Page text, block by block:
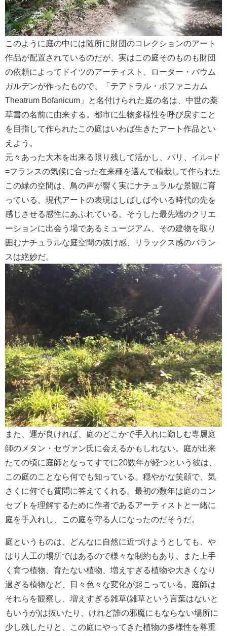
このように庭の中には随所に財団のコレクションのアート
作品が配置されているのだが、実はこの庭そのものも財団
の依頼によってドイツのアーティスト、ローター・バウム
ガルデンが作ったもので、「テアトラル・ボファニカム
Theatrum Bofanicum」と名付けられた庭の名は、中世の薬
草書の名前に由来する。都市に生物多様性を呼び戻すこと
を目指して作られたこの庭はいわば生きたアート作品とい
えよう。
元々あった大木を出来る限り残して活かし、パリ、イル=ド
=フランスの気候に合った在来種を選んで植栽して作られた
この緑の空間は、鳥の声が響く実にナチュラルな景観に育
っている。現代アートの表現はしばしば今いる時代の先を
感じさせる感性にあふれている。そうした最先端のクリエ
ーションに出会う場であるミュージアム、その建物を取り
囲むナチュラルな庭空間の抜け感、リラックス感のバラン
スは絶妙だ。
また、運が良ければ、庭のどこかで手入れに勤しむ専属庭
師のメタン・セヴァン氏に会えるかもしれない。庭が出来
たての頃に庭師となってすでに20数年が経つという彼は、
この庭のことなら何でも知っている。穏やかな笑顔で、気
さくに何でも質問に答えてくれる。最初の数年は庭のコン
セプトを理解するために作者であるアーティストと一緒に
庭を手入れし、この庭を守る人になったのだそうだ。
庭というものは、どんなに自然に近づけようとしても、や
はり人工の場所ではあるので様々な制約もあり、また上手
く育つ植物、育たない植物、増えすぎる植物や大きくなり
過ぎる植物など、日々色々な変化が起こっている。庭師は
それらを観察し、増えすぎる雑草(雑草という言葉はないと
もいうが)は抜いたり、けれど誰の邪魔にもならない場所に
少し残したりと、この庭にやってきた植物の多様性を尊重